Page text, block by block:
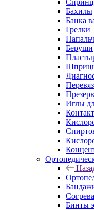
Бахилы
Банка
Грелки
Беруши
Иглы
Бинты